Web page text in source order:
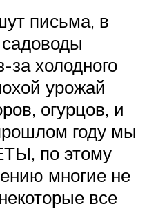
письма, в
за холодного
урожай
огурцов, и
году мы
по этому
многие не
все